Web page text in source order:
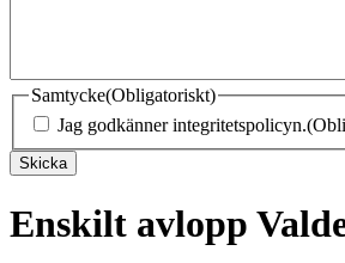
Samtycke(Obligatoriskt)
Jag godkänner integritetspolicyn.
Skicka
Enskilt avlopp